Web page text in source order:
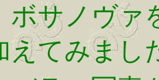
ボサノヴァ
えてみまし